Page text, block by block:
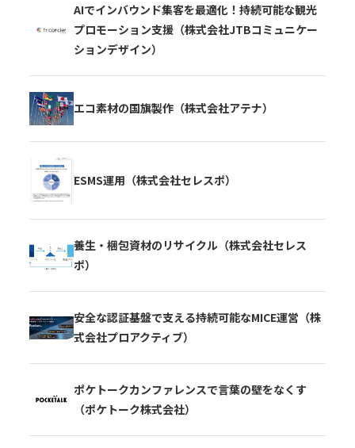
AIでインバウンド集客を最適化！持続可能な観光
プロモーション支援（株式会社JTBコミュニケー
ションデザイン）
エコ素材の国旗製作（株式会社アテナ）
ESMS運用（株式会社セレスポ）
養生・梱包資材のリサイクル（株式会社セレス
ポ）
安全な認証基盤で支える持続可能なMICE運営（株
式会社プロアクティブ）
ポケトークカンファレンスで言葉の壁をなくす
（ポケトーク株式会社）